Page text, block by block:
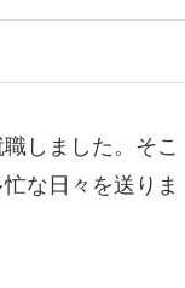
しました。そこ
な日々を送りま